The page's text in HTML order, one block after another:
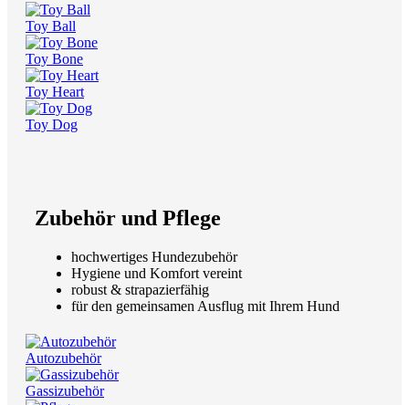
Toy Ball
Toy Bone
Toy Heart
Toy Dog
Zubehör und Pflege
hochwertiges Hundezubehör
Hygiene und Komfort vereint
robust & strapazierfähig
für den gemeinsamen Ausflug mit Ihrem Hund
Autozubehör
Gassizubehör